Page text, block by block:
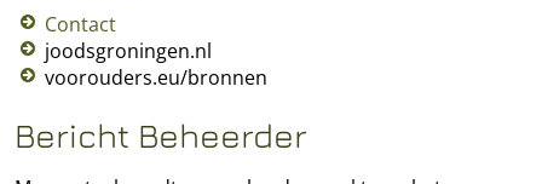
Contact
joodsgroningen.nl
voorouders.eu/bronnen
Bericht Beheerder